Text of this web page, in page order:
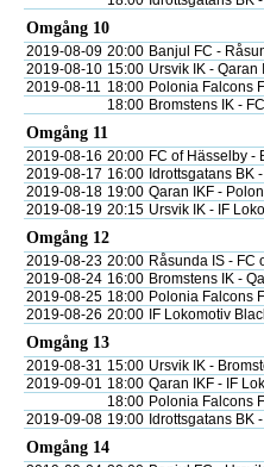
Omgång 10
2019-08-09 20:00 Banjul FC -
2019-08-10 15:00 Ursvik IK - Qaran
2019-08-11 18:00 Polonia Falcons
18:00 Bromstens IK -
Omgång 11
2019-08-16 20:00 FC of Hässelby -
2019-08-17 16:00 Idrottsgatans BK
2019-08-18 19:00 Qaran IKF -
2019-08-19 20:15 Ursvik IK - IF
Omgång 12
2019-08-23 20:00 Råsunda IS - FC
2019-08-24 16:00 Bromstens IK -
2019-08-25 18:00 Polonia Falcons
2019-08-26 20:00 IF Lokomotiv
Omgång 13
2019-08-31 15:00 Ursvik IK -
2019-09-01 18:00 Qaran IKF - IF
18:00 Polonia Falcons
2019-09-08 19:00 Idrottsgatans BK
Omgång 14